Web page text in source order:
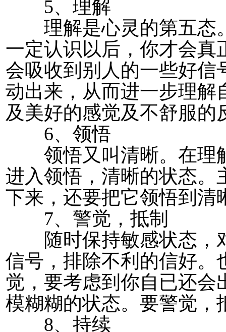
5、理解
理解是心灵的第五态
一定认识以后，你才会真
会吸收到别人的一些好信
动出来，从而进一步理解
及美好的感觉及不舒服的
6、领悟
领悟又叫清晰。在理
进入领悟，清晰的状态。
下来，还要把它领悟到清
7、警觉，抵制
随时保持敏感状态，
信号，排除不利的信好。
觉，要考虑到你自已还会
模糊糊的状态。要警觉，
8、持续